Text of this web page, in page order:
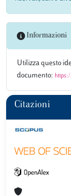
Informazioni
Utilizza questo
documento:
Citazioni